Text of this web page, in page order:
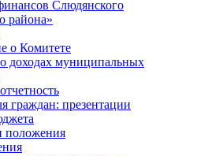
Слюдянского
района»
о Комитете
доходах муниципальных
граждан: презентации
положения